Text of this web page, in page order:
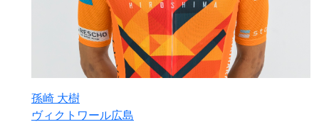
孫崎 大樹
ヴィクトワール広島